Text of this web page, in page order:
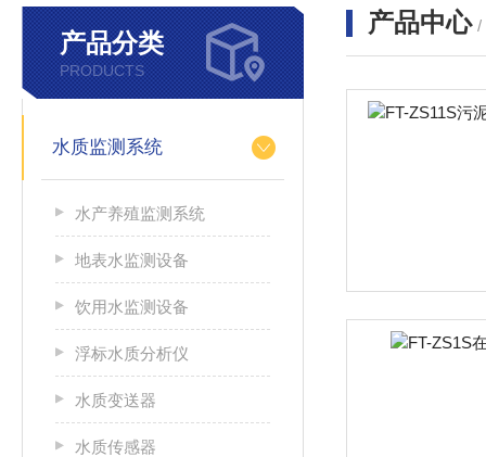
产品分类
PRODUCTS
水质监测系统
水产养殖监测系统
地表水监测设备
饮用水监测设备
浮标水质分析仪
水质变送器
水质传感器
产品中心 /